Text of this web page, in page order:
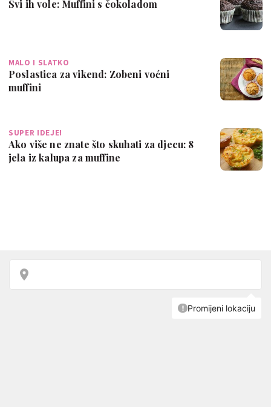
Svi ih vole: Muffini s čokoladom
MALO I SLATKO
Poslastica za vikend: Zobeni voćni
muffini
SUPER IDEJE!
Ako više ne znate što skuhati za djecu: 8
jela iz kalupa za muffine